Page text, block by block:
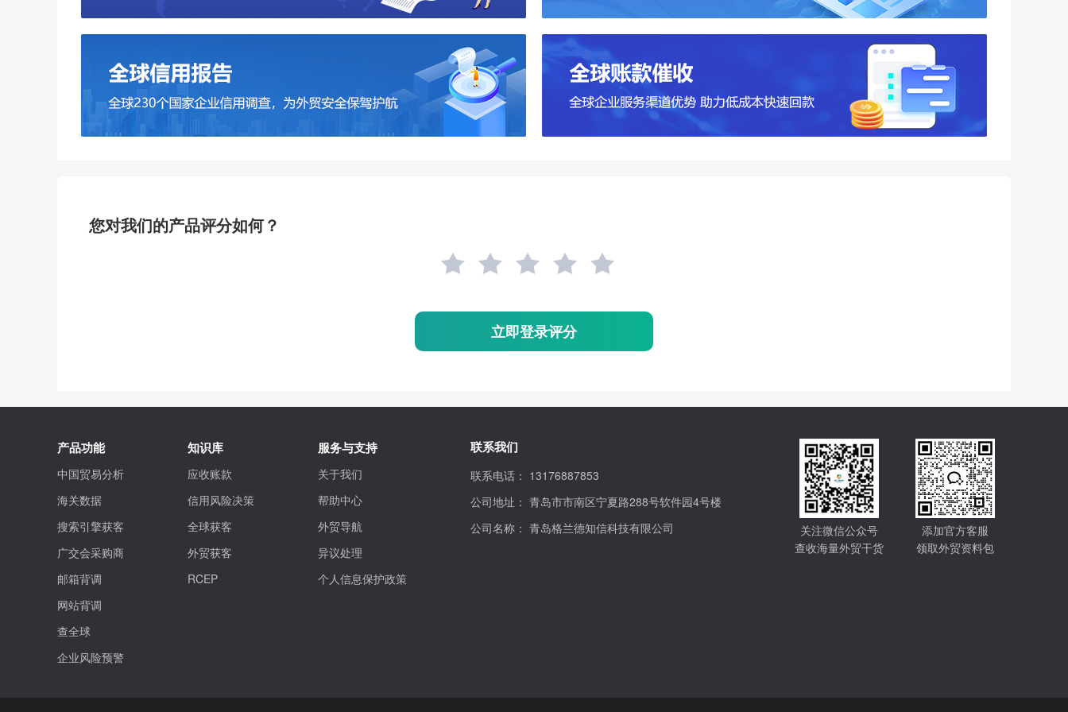
您对我们的产品评分如何？
立即登录评分
产品功能
中国贸易分析
海关数据
搜索引擎获客
广交会采购商
邮箱背调
网站背调
查全球
企业风险预警
知识库
应收账款
信用风险决策
全球获客
外贸获客
RCEP
服务与支持
关于我们
帮助中心
外贸导航
异议处理
个人信息保护政策
联系我们
联系电话： 13176887853
公司地址： 青岛市市南区宁夏路288号软件园4号楼
公司名称： 青岛格兰德知信科技有限公司
关注微信公众号
查收海量外贸干货
添加官方客服
领取外贸资料包